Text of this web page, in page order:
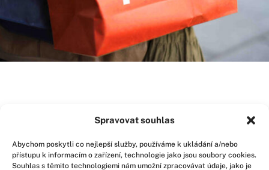
Spravovat souhlas
Abychom poskytli co nejlepší služby, používáme k ukládání a/nebo
přístupu k informacím o zařízení, technologie jako jsou soubory cookies.
Souhlas s těmito technologiemi nám umožní zpracovávat údaje, jako je
MY PARK Group
Contact